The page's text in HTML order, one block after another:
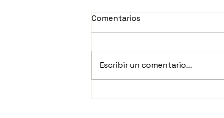
Comentarios
Escribir un comentario...